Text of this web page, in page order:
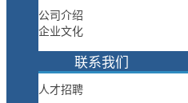
公司介绍
企业文化
联系我们
人才招聘